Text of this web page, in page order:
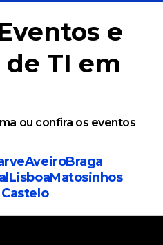
e
TI em
ou confira os eventos
AveiroBraga
LisboaMatosinhos